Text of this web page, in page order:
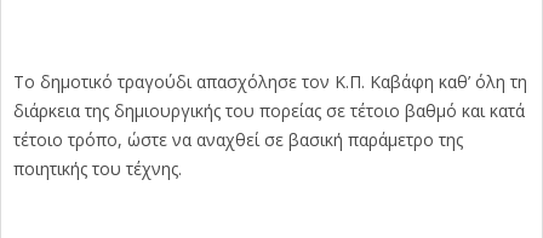
Το δημοτικό τραγούδι απασχόλησε τον Κ.Π. Καβάφη καθ’ όλη τη
διάρκεια της δημιουργικής του πορείας σε τέτοιο βαθμό και κατά
τέτοιο τρόπο, ώστε να αναχθεί σε βασική παράμετρο της
ποιητικής του τέχνης.